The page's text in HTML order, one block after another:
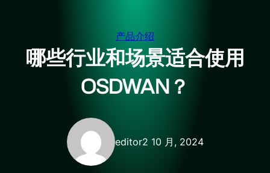
产品介绍
哪些行业和场景适合使用
OSDWAN？
editor2 10 月, 2024